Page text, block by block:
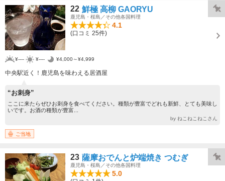
22 鮮極 高柳 GAORYU
鹿児島・桜島／その他各国料理
4.1
(口コミ 25件)
¥---- ¥---- ¥4,000～¥4,999
中央駅近く！鹿児島を味わえる居酒屋
“お刺身”
ここに来たらぜひお刺身を食べてください。種類が豊富でどれも新鮮、とても美味し
いです。お酒の種類が豊富...
by ねこねこねこさん
ご当地
23 薩摩おでんと炉端焼き つむぎ
鹿児島・桜島／その他各国料理
5.0